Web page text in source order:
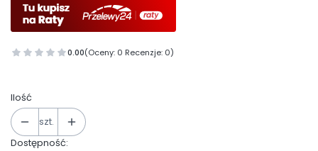
0.00(Oceny: 0 Recenzje: 0)
Ilość
szt.
Dostępność: